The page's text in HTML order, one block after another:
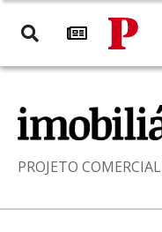
PROJETO COMERCIAL